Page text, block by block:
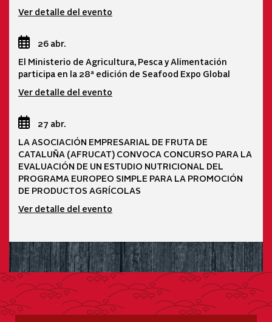
Ver detalle del evento
26 abr.
El Ministerio de Agricultura, Pesca y Alimentación
participa en la 28ª edición de Seafood Expo Global
Ver detalle del evento
27 abr.
LA ASOCIACIÓN EMPRESARIAL DE FRUTA DE
CATALUÑA (AFRUCAT) CONVOCA CONCURSO PARA LA
EVALUACIÓN DE UN ESTUDIO NUTRICIONAL DEL
PROGRAMA EUROPEO SIMPLE PARA LA PROMOCIÓN
DE PRODUCTOS AGRÍCOLAS
Ver detalle del evento